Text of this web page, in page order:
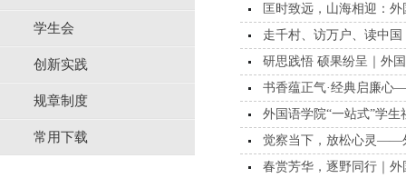
学生会
创新实践
规章制度
常用下载
匡时致远，山海相迎：
走千村、访万户、读中
研思践悟 硕果纷呈｜外
书香蕴正气·经典启廉心
外国语学院“一站式”学
觉察当下，放松心灵——
春赏芳华，逐野同行｜